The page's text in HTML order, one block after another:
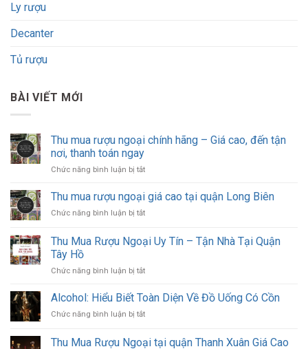
Ly rượu
Decanter
Tủ rượu
BÀI VIẾT MỚI
Thu mua rượu ngoại chính hãng – Giá cao, đến tận
nơi, thanh toán ngay
Chức năng bình luận bị tắtở
mua
rượu
ngoại
hãng
cao,
tận
ngay
Thu mua rượu ngoại giá cao tại quận Long Biên
Chức năng bình luận bị tắtở
mua
rượu
giá
tại
Long
Thu Mua Rượu Ngoại Uy Tín – Tận Nhà Tại Quận
Tây Hồ
Chức năng bình luận bị tắtở
Mua
Ngoại
Tín
Alcohol: Hiểu Biết Toàn Diện Về Đồ Uống Có Cồn
Chức năng bình luận bị tắtở
Hiểu
Thu Mua Rượu Ngoại tại quận Thanh Xuân Giá Cao